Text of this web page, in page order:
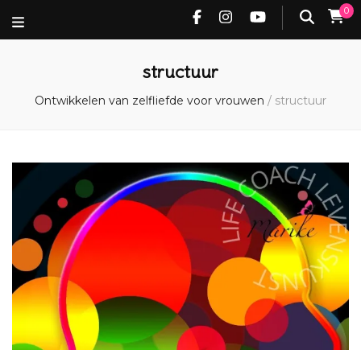
0
structuur
Ontwikkelen van zelfliefde voor vrouwen / structuur